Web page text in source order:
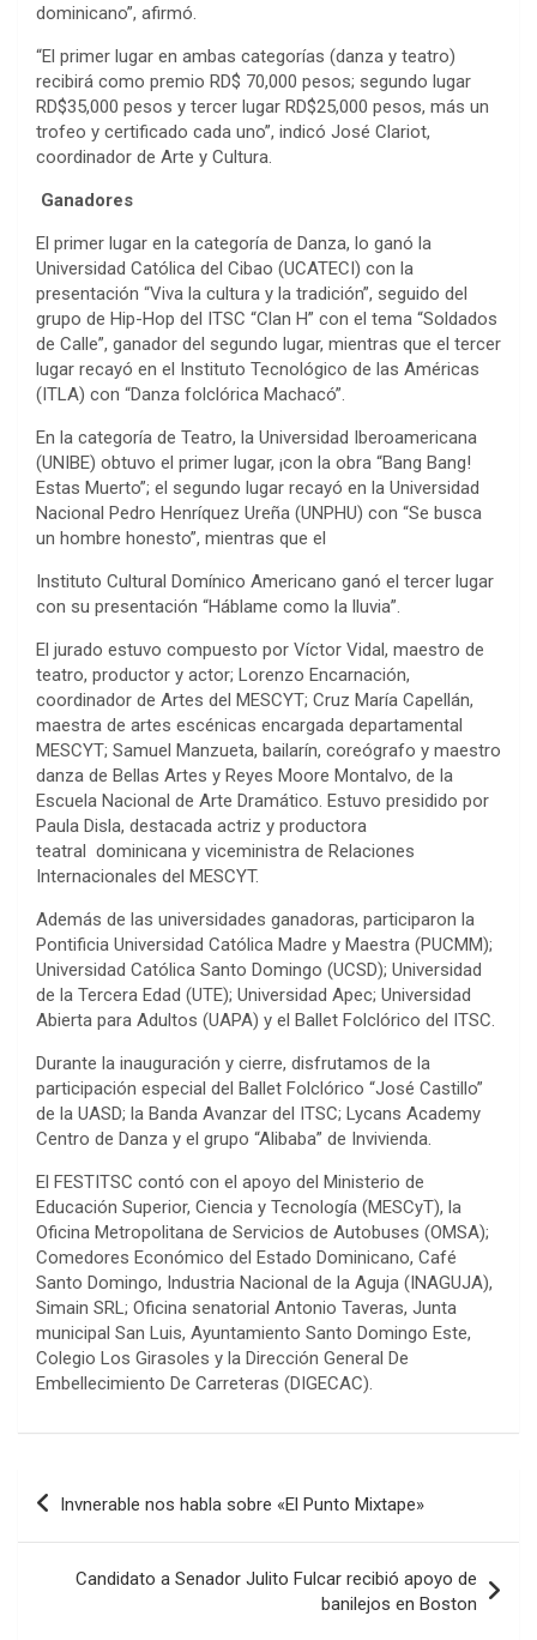
dominicano”, afirmó.
“El primer lugar en ambas categorías (danza y teatro)
recibirá como premio RD$ 70,000 pesos; segundo lugar
RD$35,000 pesos y tercer lugar RD$25,000 pesos, más un
trofeo y certificado cada uno”, indicó José Clariot,
coordinador de Arte y Cultura.
Ganadores
El primer lugar en la categoría de Danza, lo ganó la
Universidad Católica del Cibao (UCATECI) con la
presentación “Viva la cultura y la tradición”, seguido del
grupo de Hip-Hop del ITSC “Clan H” con el tema “Soldados
de Calle”, ganador del segundo lugar, mientras que el tercer
lugar recayó en el Instituto Tecnológico de las Américas
(ITLA) con “Danza folclórica Machacó”.
En la categoría de Teatro, la Universidad Iberoamericana
(UNIBE) obtuvo el primer lugar, ¡con la obra “Bang Bang!
Estas Muerto”; el segundo lugar recayó en la Universidad
Nacional Pedro Henríquez Ureña (UNPHU) con “Se busca
un hombre honesto”, mientras que el
Instituto Cultural Domínico Americano ganó el tercer lugar
con su presentación “Háblame como la lluvia”.
El jurado estuvo compuesto por Víctor Vidal, maestro de
teatro, productor y actor; Lorenzo Encarnación,
coordinador de Artes del MESCYT; Cruz María Capellán,
maestra de artes escénicas encargada departamental
MESCYT; Samuel Manzueta, bailarín, coreógrafo y maestro
danza de Bellas Artes y Reyes Moore Montalvo, de la
Escuela Nacional de Arte Dramático. Estuvo presidido por
Paula Disla, destacada actriz y productora
teatral dominicana y viceministra de Relaciones
Internacionales del MESCYT.
Además de las universidades ganadoras, participaron la
Pontificia Universidad Católica Madre y Maestra (PUCMM);
Universidad Católica Santo Domingo (UCSD); Universidad
de la Tercera Edad (UTE); Universidad Apec; Universidad
Abierta para Adultos (UAPA) y el Ballet Folclórico del ITSC.
Durante la inauguración y cierre, disfrutamos de la
participación especial del Ballet Folclórico “José Castillo”
de la UASD; la Banda Avanzar del ITSC; Lycans Academy
Centro de Danza y el grupo “Alibaba” de Invivienda.
El FESTITSC contó con el apoyo del Ministerio de
Educación Superior, Ciencia y Tecnología (MESCyT), la
Oficina Metropolitana de Servicios de Autobuses (OMSA);
Comedores Económico del Estado Dominicano, Café
Santo Domingo, Industria Nacional de la Aguja (INAGUJA),
Simain SRL; Oficina senatorial Antonio Taveras, Junta
municipal San Luis, Ayuntamiento Santo Domingo Este,
Colegio Los Girasoles y la Dirección General De
Embellecimiento De Carreteras (DIGECAC).
Navegación
de
Invnerable nos habla sobre «El Punto Mixtape»
Candidato a Senador Julito Fulcar recibió apoyo de
banilejos en Boston